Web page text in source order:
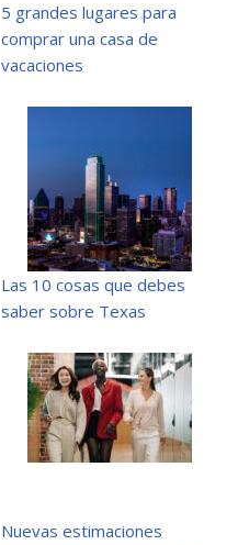
5 grandes lugares para
comprar una casa de
vacaciones
Las 10 cosas que debes
saber sobre Texas
Nuevas estimaciones